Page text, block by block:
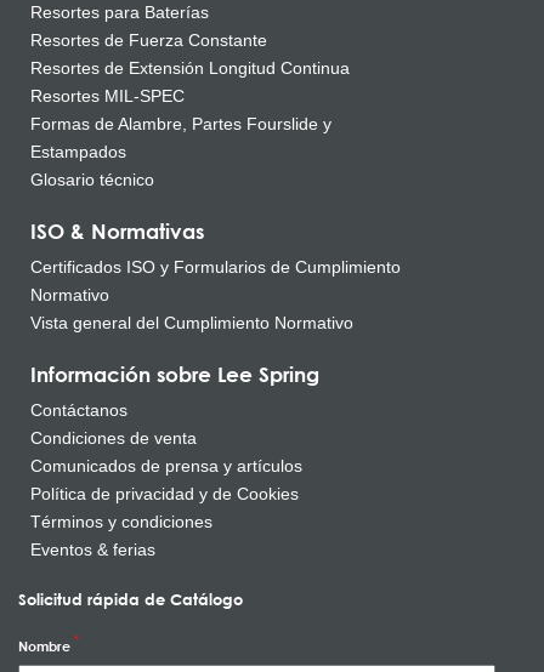
Resortes para Baterías
Resortes de Fuerza Constante
Resortes de Extensión Longitud Continua
Resortes MIL-SPEC
Formas de Alambre, Partes Fourslide y
Estampados
Glosario técnico
ISO & Normativas
Certificados ISO y Formularios de Cumplimiento
Normativo
Vista general del Cumplimiento Normativo
Información sobre Lee Spring
Contáctanos
Condiciones de venta
Comunicados de prensa y artículos
Política de privacidad y de Cookies
Términos y condiciones
Eventos & ferias
Solicitud rápida de Catálogo
Nombre